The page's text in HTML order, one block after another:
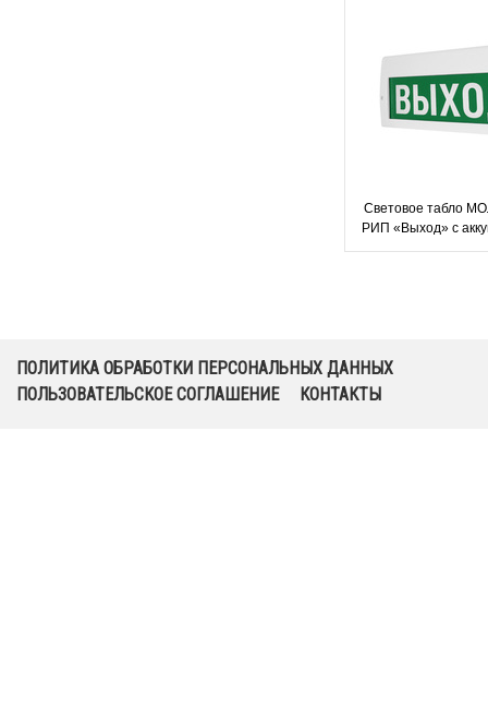
Световое табло
РИП «Выход» с
ПОЛИТИКА ОБРАБОТКИ ПЕРСОНАЛЬНЫХ ДАННЫХ
ПОЛЬЗОВАТЕЛЬСКОЕ СОГЛАШЕНИЕ
КОНТАКТЫ